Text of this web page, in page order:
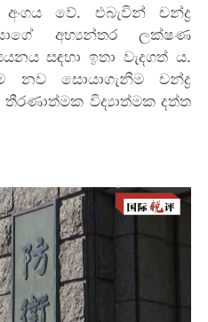
වේ. එබැවින් චන්ද්‍ර
අභ්‍යන්තර ලක්ෂණ
සඳහා ඉතා වැදගත් ය.
නව සොයාගැනීම චන්ද්‍ර
විද්‍යාත්මක දත්ත